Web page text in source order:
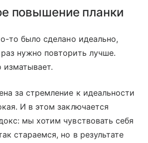
повышение планки
то было сделано идеально,
нужно повторить лучше.
изматывает.
за стремление к идеальности
И в этом заключается
мы хотим чувствовать себя
стараемся, но в результате